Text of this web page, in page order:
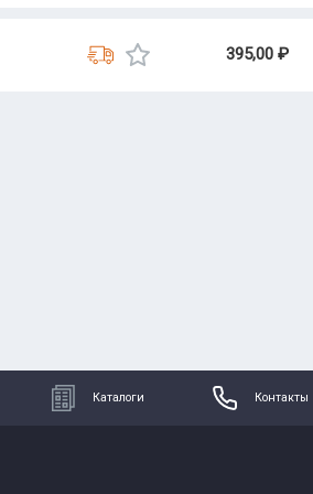
395,00 ₽
Каталоги Контакты